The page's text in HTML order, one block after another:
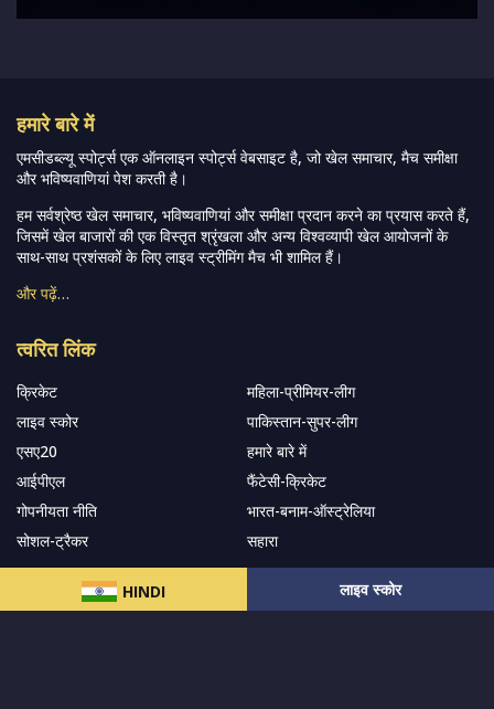
HINDI लाइव स्कोर
हमारे बारे में
एमसीडब्ल्यू स्पोर्ट्स एक ऑनलाइन स्पोर्ट्स वेबसाइट है, जो खेल समाचार, मैच समीक्षा
और भविष्यवाणियां पेश करती है।
हम सर्वश्रेष्ठ खेल समाचार, भविष्यवाणियां और समीक्षा प्रदान करने का प्रयास करते हैं,
जिसमें खेल बाजारों की एक विस्तृत श्रृंखला और अन्य विश्वव्यापी खेल आयोजनों के
साथ-साथ प्रशंसकों के लिए लाइव स्ट्रीमिंग मैच भी शामिल हैं।
और पढ़ें…
त्वरित लिंक
क्रिकेट
महिला-प्रीमियर-लीग
लाइव स्कोर
पाकिस्तान-सुपर-लीग
एसए20
हमारे बारे में
आईपीएल
फैंटेसी-क्रिकेट
गोपनीयता नीति
भारत-बनाम-ऑस्ट्रेलिया
सोशल-ट्रैकर
सहारा
हमारे समाचार पत्र के सदस्य बनें